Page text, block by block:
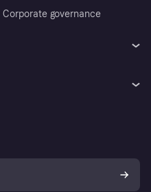
Corporate governance